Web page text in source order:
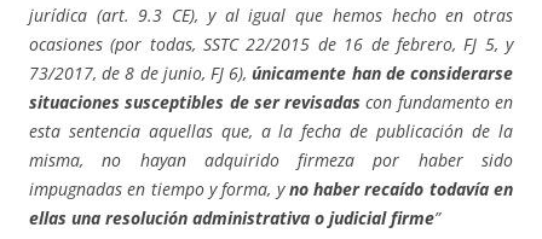
jurídica (art. 9.3 CE), y al igual que hemos hecho en otras
ocasiones (por todas, SSTC 22/2015 de 16 de febrero, FJ 5, y
73/2017, de 8 de junio, FJ 6),únicamente han de considerarse
situaciones susceptibles de ser revisadas con fundamento en
esta sentencia aquellas que, a la fecha de publicación de la
misma, no hayan adquirido firmeza por haber sido
impugnadas en tiempo y forma, yno haber recaído todavía en
ellas una resolución administrativa o judicial firme”